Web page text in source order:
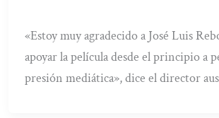
«Estoy muy agradecido a José Luis
apoyar la película desde el principio a
presión mediática», dice el director